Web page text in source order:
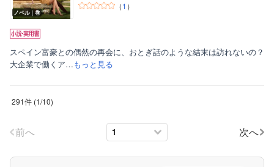
ノベル｜巻
（1 ）
スペイン富豪との偶然の再会に、おとぎ話のような結末は訪れないの？
大企業で働くア…もっと見る
291件 (1/10)
前へ 次へ